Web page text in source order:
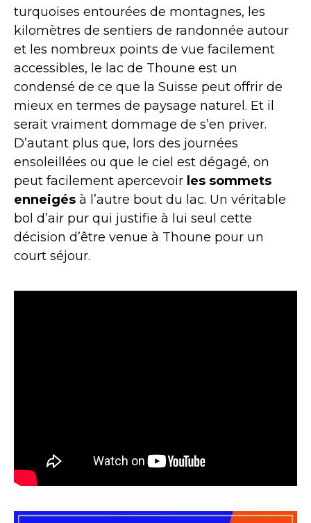
turquoises entourées de montagnes, les
kilomètres de sentiers de randonnée autour
et les nombreux points de vue facilement
accessibles, le lac de Thoune est un
condensé de ce que la Suisse peut offrir de
mieux en termes de paysage naturel. Et il
serait vraiment dommage de s’en priver.
D’autant plus que, lors des journées
ensoleillées ou que le ciel est dégagé, on
peut facilement apercevoir les sommets
enneigés à l’autre bout du lac. Un véritable
bol d’air pur qui justifie à lui seul cette
décision d’être venue à Thoune pour un
court séjour.